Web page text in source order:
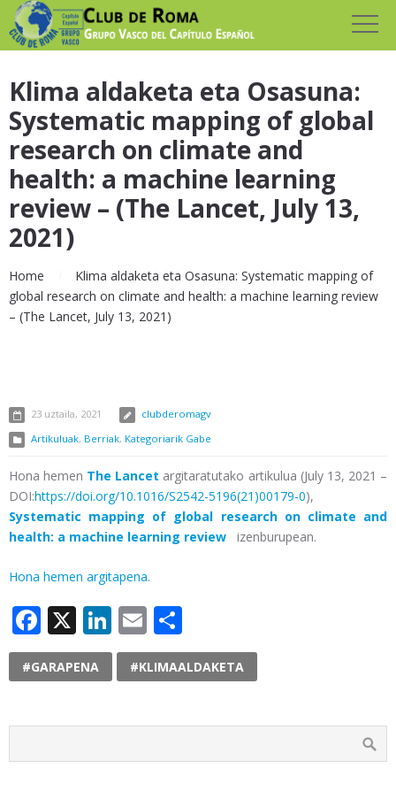
Klima aldaketa eta Osasuna:
Systematic mapping of global
research on climate and
health: a machine learning
review – (The Lancet, July 13,
2021)
Home
Klima aldaketa eta Osasuna: Systematic mapping of
global research on climate and health: a machine learning review
– (The Lancet, July 13, 2021)
23 uztaila, 2021
clubderomagv
Artikuluak, Berriak, Kategoriarik Gabe
Hona hemen The Lancet argitaratutako artikulua (July 13, 2021 –
DOI:https://doi.org/10.1016/S2542-5196(21)00179-0),
Systematic mapping of global research on climate and
health: a machine learning review izenburupean.
Hona hemen argitapena.
Facebook
X LinkedIn
Email
#GARAPENA #KLIMAALDAKETA